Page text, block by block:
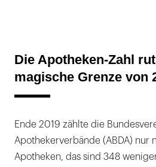
Die Apotheken-Zahl
magische Grenze von
Ende 2019 zählte die
Apothekerverbände (ABDA) nur
Apotheken, das sind 348